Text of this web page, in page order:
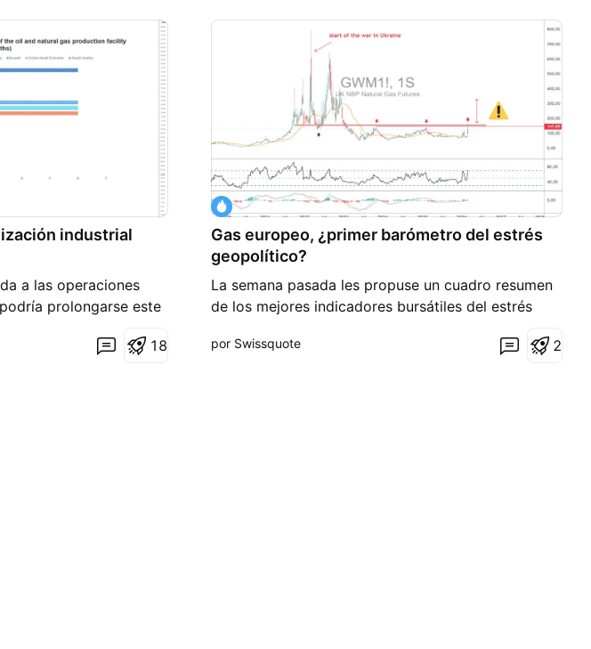
industrial
a las operaciones
prolongarse este
Israel e Irán. El
1 8
Gas europeo, ¿primer barómetro del estrés
geopolítico?
La semana pasada les propuse un cuadro resumen
de los mejores indicadores bursátiles del estrés
sistémico vinculado a los acontecimientos en
por Swissquote 2